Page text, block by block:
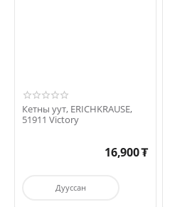
Кетны уут, ERICHKRAUSE,
51911 Victory
16,900₮
Дууссан